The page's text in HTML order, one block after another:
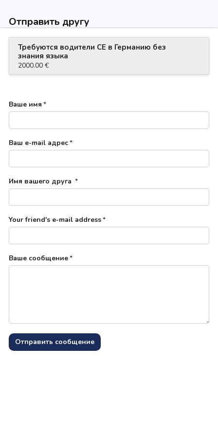
Отправить другу
Требуются водители СЕ в Германию без
знания языка
2000.00 €
Ваше имя *
Ваш e-mail адрес*
Имя вашего друга *
Your friend's e-mail address*
Ваше сообщение*
Отправить сообщение